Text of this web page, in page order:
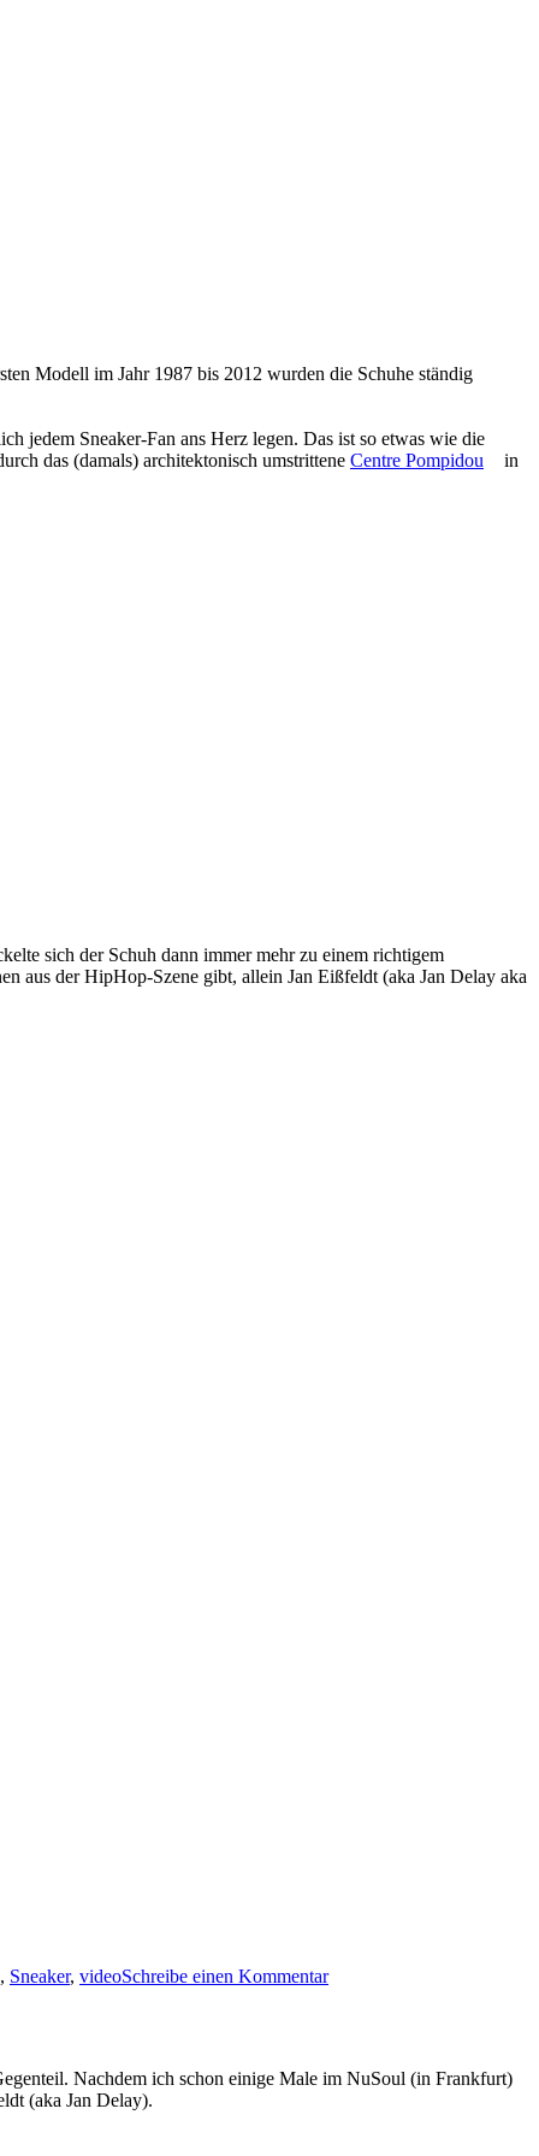
Modell im Jahr 1987 bis 2012 wurden die Schuhe ständig
jedem Sneaker-Fan ans Herz legen. Das ist so etwas wie die
das (damals) architektonisch umstrittene Centre Pompidou
in
sich der Schuh dann immer mehr zu einem richtigem
aus der HipHop-Szene gibt, allein Jan Eißfeldt (aka Jan Delay aka
, Sneaker, videoSchreibe einen KommentarJahriges
Nachdem ich schon einige Male im NuSoul (in Frankfurt)
(aka Jan Delay).